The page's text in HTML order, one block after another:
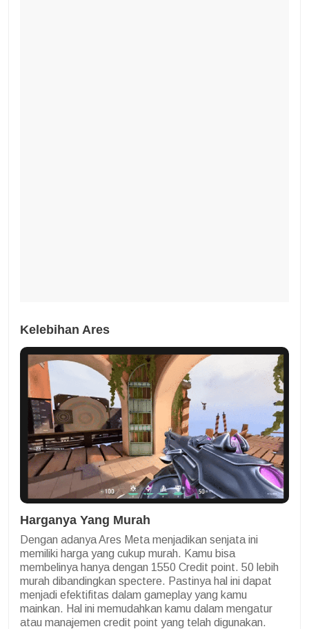
Kelebihan Ares
Harganya Yang Murah
Dengan adanya Ares Meta menjadikan senjata ini
memiliki harga yang cukup murah. Kamu bisa
membelinya hanya dengan 1550 Credit point. 50 lebih
murah dibandingkan spectere. Pastinya hal ini dapat
menjadi efektifitas dalam gameplay yang kamu
mainkan. Hal ini memudahkan kamu dalam mengatur
atau manajemen credit point yang telah digunakan.